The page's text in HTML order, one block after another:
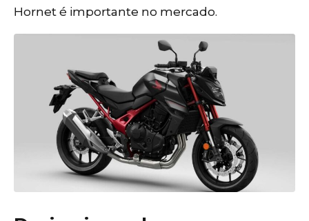
Hornet é importante no mercado.